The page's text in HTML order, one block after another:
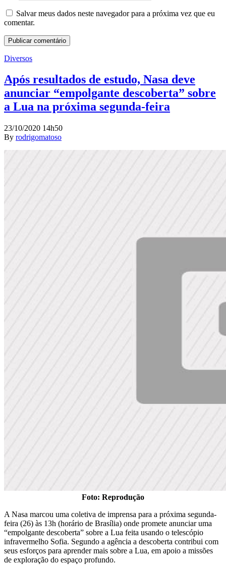
Salvar meus dados neste navegador para a próxima vez que eu
comentar.
Diversos
Após resultados de estudo, Nasa deve
anunciar “empolgante descoberta” sobre
a Lua na próxima segunda-feira
23/10/2020 14h50
By rodrigomatoso
Foto: Reprodução
A Nasa marcou uma coletiva de imprensa para a próxima segunda-
feira (26) às 13h (horário de Brasília) onde promete anunciar uma
“empolgante descoberta” sobre a Lua feita usando o telescópio
infravermelho Sofia. Segundo a agência a descoberta contribui com
seus esforços para aprender mais sobre a Lua, em apoio a missões
de exploração do espaço profundo.